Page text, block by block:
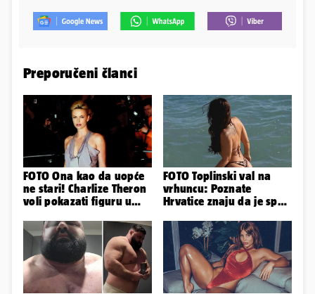
Preporučeni članci
FOTO Ona kao da uopće
ne stari! Charlize Theron
voli pokazati figuru u
FOTO Toplinski val na
vrhuncu: Poznate
Hrvatice znaju da je spas